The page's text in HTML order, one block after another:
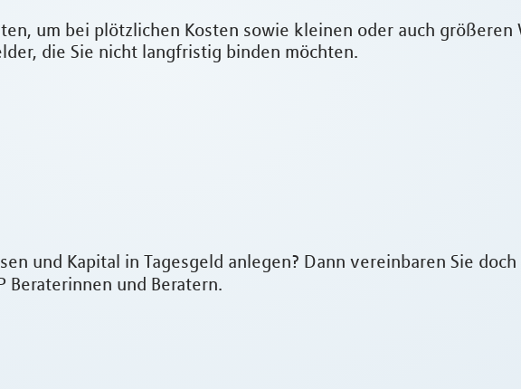
um bei plötzlichen Kosten sowie kleinen oder auch größeren
die Sie nicht langfristig binden möchten.
und Kapital in Tagesgeld anlegen? Dann vereinbaren Sie
Beraterinnen und Beratern.